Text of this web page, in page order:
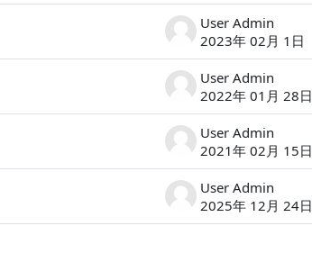
User Admin
2023年 02月 1日
User Admin
2022年 01月 28日
User Admin
2021年 02月 15日
User Admin
2025年 12月 24日